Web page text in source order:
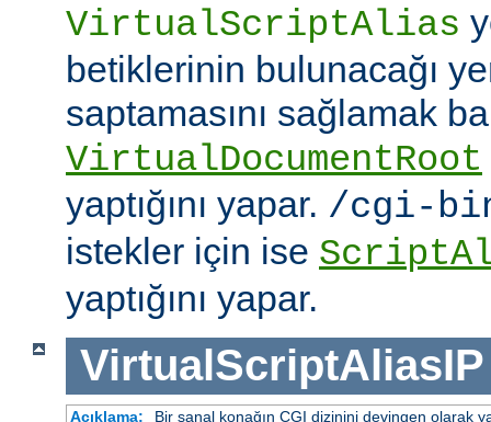
VirtualScriptAlias
betiklerinin bulunacağı
saptamasını sağlamak
VirtualDocumentRoot
yaptığını yapar. /cgi-
istekler için ise
yaptığını yapar.
VirtualScriptAliasIP
Açıklama:
Bir sanal konağın CGI dizinini devingen olarak